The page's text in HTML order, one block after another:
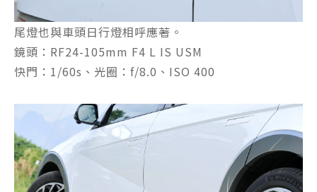
尾燈也與車頭日行燈相呼應著。
鏡頭：RF24-105mm F4 L IS USM
快門：1/60s、光圈：f/8.0、ISO 400